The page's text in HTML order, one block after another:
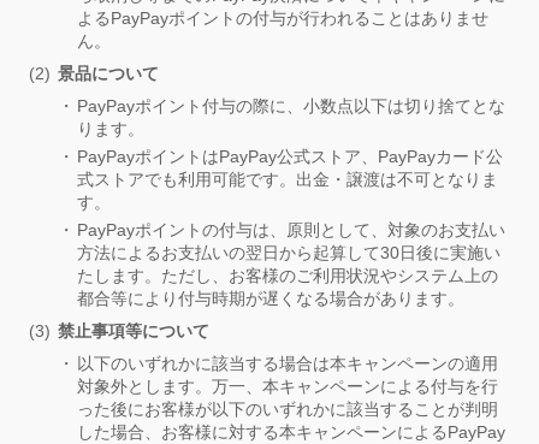
よるPayPayポイントの付与が行われることはありませ
ん。
景品について
PayPayポイント付与の際に、小数点以下は切り捨てとな
ります。
PayPayポイントはPayPay公式ストア、PayPayカード公
式ストアでも利用可能です。出金・譲渡は不可となりま
す。
PayPayポイントの付与は、原則として、対象のお支払い
方法によるお支払いの翌日から起算して30日後に実施い
たします。ただし、お客様のご利用状況やシステム上の
都合等により付与時期が遅くなる場合があります。
禁止事項等について
以下のいずれかに該当する場合は本キャンペーンの適用
対象外とします。万一、本キャンペーンによる付与を行
った後にお客様が以下のいずれかに該当することが判明
した場合、お客様に対する本キャンペーンによるPayPay